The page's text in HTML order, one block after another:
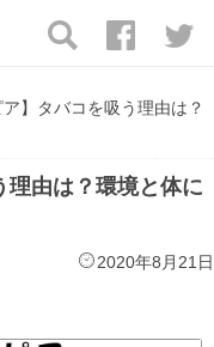
ア】タバコを吸う理由は？
理由は？環境と体に
2020年8月21日